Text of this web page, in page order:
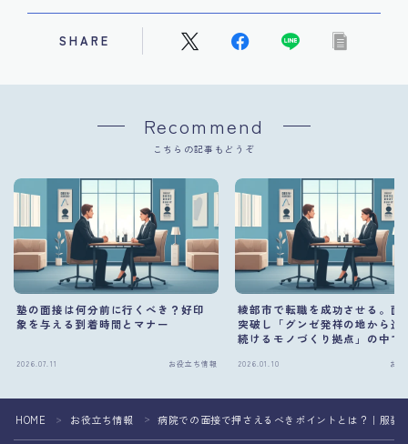
SHARE
Recommend
こちらの記事もどうぞ
塾の面接は何分前に行くべき？好印
象を与える到着時間とマナー
2026.07.11 お役立ち情報
綾部市で転職を成功させる。面
突破し「グンゼ発祥の地から進
続けるモノづくり拠点」の中で
2026.01.10 お
HOME ＞ お役立ち情報 ＞ 病院での面接で押さえるべきポイントとは？｜服